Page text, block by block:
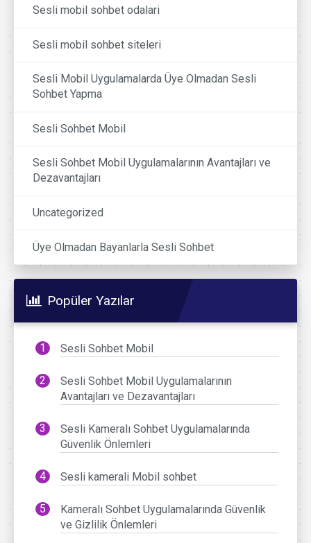
Sesli mobil sohbet odalari
Sesli mobil sohbet siteleri
Sesli Mobil Uygulamalarda Üye Olmadan Sesli
Sohbet Yapma
Sesli Sohbet Mobil
Sesli Sohbet Mobil Uygulamalarının Avantajları ve
Dezavantajları
Uncategorized
Üye Olmadan Bayanlarla Sesli Sohbet
Popüler Yazılar
Sesli Sohbet Mobil
Sesli Sohbet Mobil Uygulamalarının
Avantajları ve Dezavantajları
Sesli Kameralı Sohbet Uygulamalarında
Güvenlik Önlemleri
Sesli kamerali Mobil sohbet
Kameralı Sohbet Uygulamalarında Güvenlik
ve Gizlilik Önlemleri